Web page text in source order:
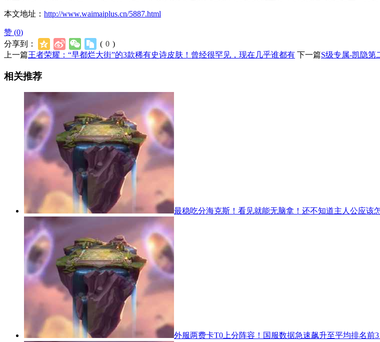
本文地址： http://www.waimaiplus.cn/5887.html
赞 (0)
分享到：
( 0 )
上一篇王者荣耀：“早都烂大街”的3款稀有史诗皮肤！曾经很罕见，现在几乎谁都有 下一篇S级专属-凯隐第
相关推荐
最稳吃分海克斯！看见就能无脑拿！还不知道主人公应该
外服两费卡T0上分阵容！国服数据急速飙升至平均排名前3